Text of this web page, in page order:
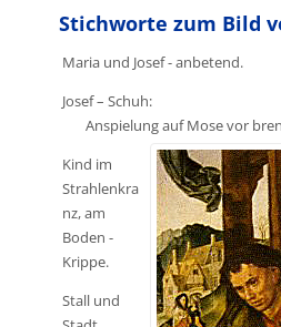
Stichworte zum Bild
Maria und Josef - anbetend.
Josef – Schuh:
Anspielung auf Mose vor
Kind im
Strahlenkra
nz, am
Boden -
Krippe.
Stall und